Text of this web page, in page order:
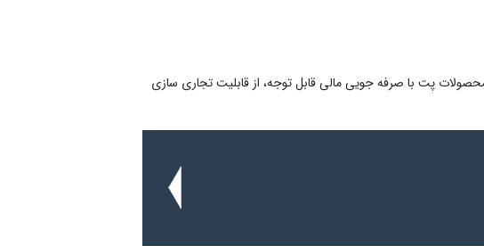
پت با صرفه جویی مالی قابل توجه، از قابلیت تجاری سازی